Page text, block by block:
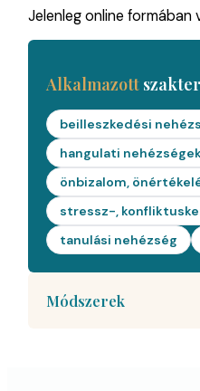
Jelenleg online
Alkalmazott
beilleszkedési
hangulati
önbizalom,
stressz-,
tanulási nehézség
Módszerek